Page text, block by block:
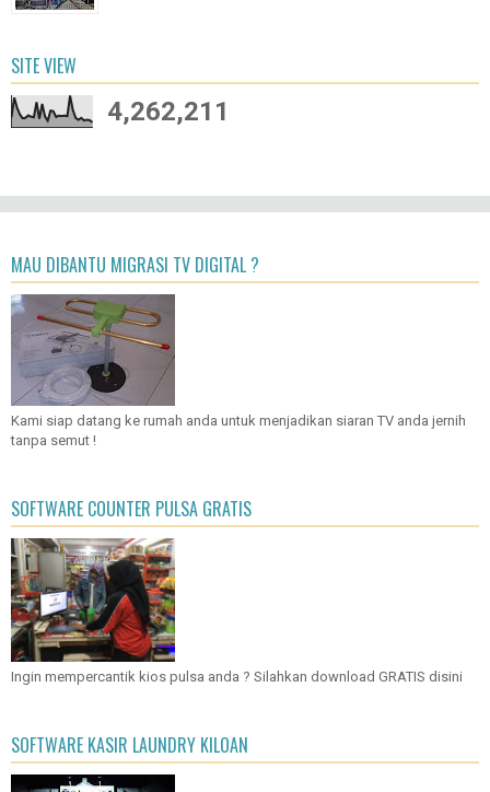
SITE VIEW
4,262,211
MAU DIBANTU MIGRASI TV DIGITAL ?
Kami siap datang ke rumah anda untuk menjadikan siaran TV anda jernih
tanpa semut !
SOFTWARE COUNTER PULSA GRATIS
Ingin mempercantik kios pulsa anda ? Silahkan download GRATIS disini
SOFTWARE KASIR LAUNDRY KILOAN